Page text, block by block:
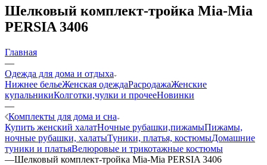
Шелковый комплект-тройка Mia-Mia
PERSIA 3406
Главная
—
Одежда для дома и отдыха
Нижнее бельеЖенская одеждаРасродажаЖенские
купальникиКолготки,чулки и прочееНовинки
—
Комплекты для дома и сна
Купить женский халатНочные рубашки,пижамыПижамы,
ночные рубашки, халатыТуники, платья, костюмыДомашние
туники и платьяВелюровые и трикотажные костюмы
—Шелковый комплект-тройка Mia-Mia PERSIA 3406